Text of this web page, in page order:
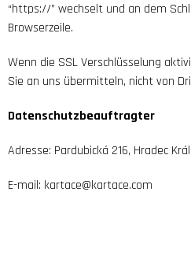
“https://” wechselt und an dem
Browserzeile.
Wenn die SSL Verschlüsselung
Sie an uns übermitteln, nicht von
Datenschutzbeauftragter
Adresse: Pardubická 216, Hradec
E-mail: kartace@kartace.com